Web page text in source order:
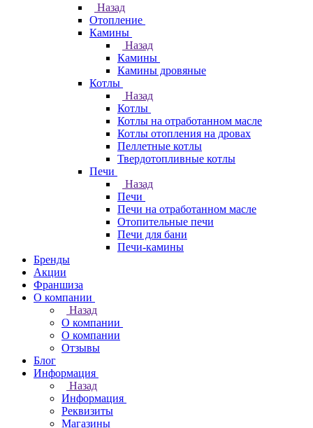
Назад
Отопление
Камины
Назад
Камины
Камины дровяные
Котлы
Назад
Котлы
Котлы на отработанном масле
Котлы отопления на дровах
Пеллетные котлы
Твердотопливные котлы
Печи
Назад
Печи
Печи на отработанном масле
Отопительные печи
Печи для бани
Печи-камины
Бренды
Акции
Франшиза
О компании
Назад
О компании
О компании
Отзывы
Блог
Информация
Назад
Информация
Реквизиты
Магазины